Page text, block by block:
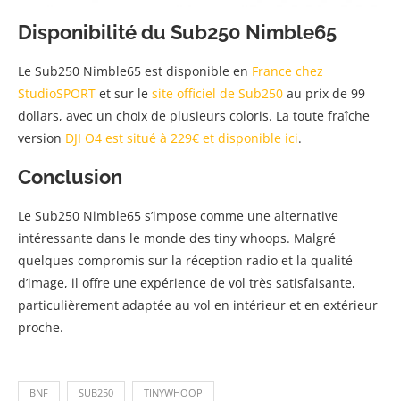
Disponibilité du Sub250 Nimble65
Le Sub250 Nimble65 est disponible en France chez
StudioSPORT et sur le site officiel de Sub250 au prix de 99
dollars, avec un choix de plusieurs coloris. La toute fraîche
version DJI O4 est situé à 229€ et disponible ici.
Conclusion
Le Sub250 Nimble65 s’impose comme une alternative
intéressante dans le monde des tiny whoops. Malgré
quelques compromis sur la réception radio et la qualité
d’image, il offre une expérience de vol très satisfaisante,
particulièrement adaptée au vol en intérieur et en extérieur
proche.
BNF SUB250 TINYWHOOP